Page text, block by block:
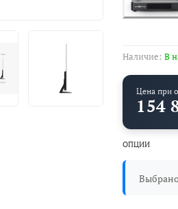
Наличие: В
Цена при
154
ОПЦИИ